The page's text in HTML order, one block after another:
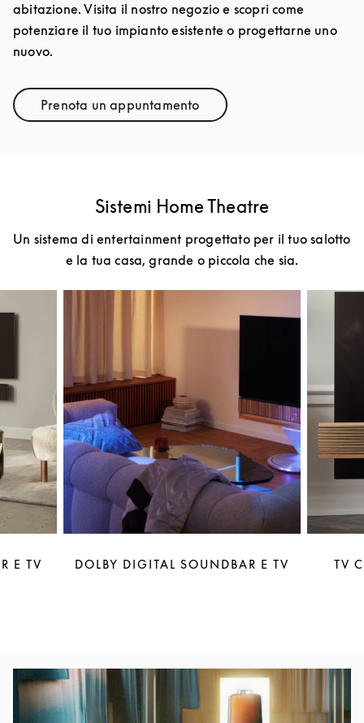
abitazione. Visita il nostro negozio e scopri come
potenziare il tuo impianto esistente o progettarne uno
nuovo.
Prenota un appuntamento
Link Opens in New Tab
Sistemi Home Theatre
Un sistema di entertainment progettato per il tuo salotto
e la tua casa, grande o piccola che sia.
E TV DOLBY DIGITAL SOUNDBAR E TV TV
Immagine evento